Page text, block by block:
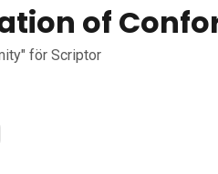
of
för Scriptor